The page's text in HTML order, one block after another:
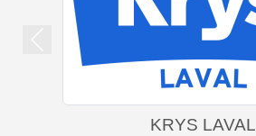
KRYS LAVAL
Précedent